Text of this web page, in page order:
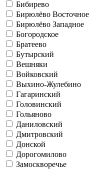
Бибирево
Бирюлёво Восточное
Бирюлёво Западное
Богородское
Братеево
Бутырский
Вешняки
Войковский
Выхино-Жулебино
Гагаринский
Головинский
Гольяново
Даниловский
Дмитровский
Донской
Дорогомилово
Замоскворечье